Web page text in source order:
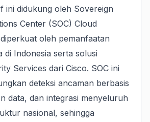
ini didukung oleh Sovereign
Center (SOC) Cloud
oleh pemanfaatan
di Indonesia serta solusi
Services dari Cisco. SOC ini
deteksi ancaman berbasis
data, dan integrasi menyeluruh
nasional, sehingga